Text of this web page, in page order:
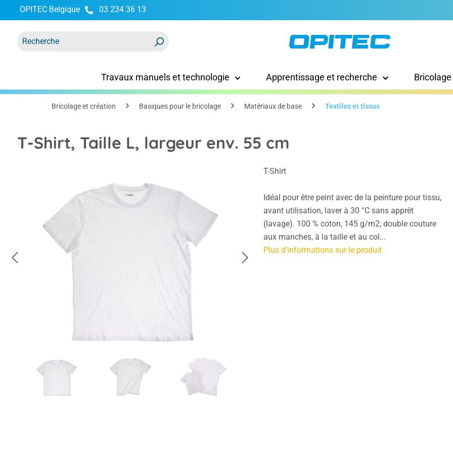
Passer à la navigation principale
OPITEC Belgique 03 234 36 13
Travaux manuels et technologie Apprentissage et recherche
Bricolage et création Basiques pour le bricolage Matériaux de base Textiles et tissus
T-Shirt, Taille L, largeur env. 55 cm
T-Shirt
Idéal pour être peint avec de la peinture pour tissu,
avant utilisation, laver à 30 °C sans apprêt
(lavage). 100 % coton, 145 g/m2, double couture
aux manches, à la taille et au col...
Plus d'informations sur le produit